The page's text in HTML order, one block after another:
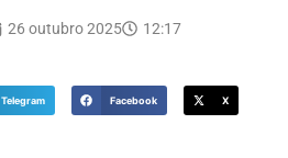
26 outubro 2025
12:17
Telegram Facebook X